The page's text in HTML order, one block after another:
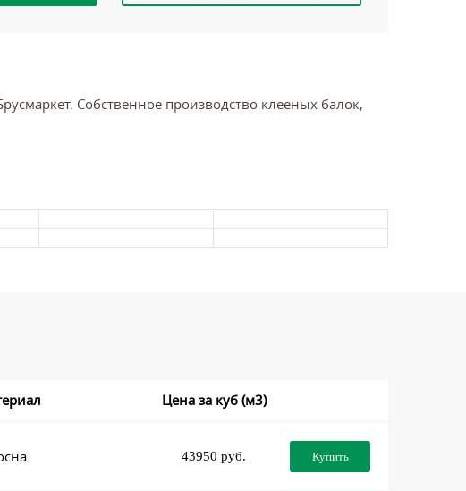
Собственное производство клееных балок,
Цена за куб (м3)
43950 руб. Купить